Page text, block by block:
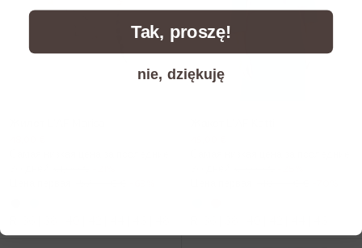
Tak, proszę!
nie, dziękuję